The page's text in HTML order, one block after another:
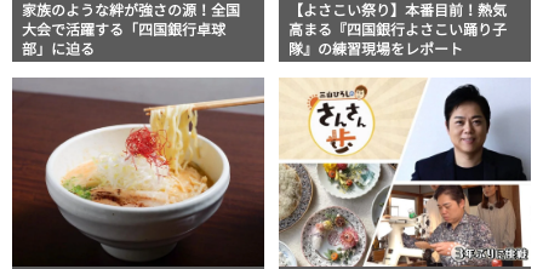
家族のような絆が強さの源！全国
大会で活躍する「四国銀行卓球
部」に迫る
【よさこい祭り】本番目前！熱気
高まる『四国銀行よさこい踊り子
隊』の練習現場をレポート